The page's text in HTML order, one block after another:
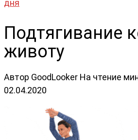
дня
Подтягивание
животу
Автор GoodLooker На чтение
02.04.2020